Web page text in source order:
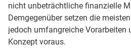
nicht unbeträchtliche finanzielle
Demgegenüber setzen die
jedoch umfang­reiche Vor­arbeiten
Konzept voraus.